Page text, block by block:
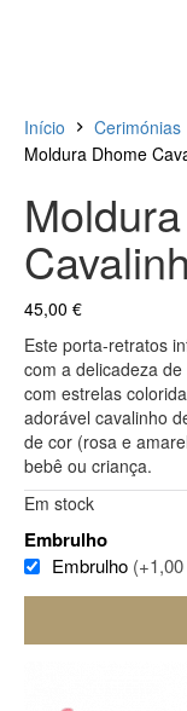
Início Cerimónias
Moldura Dhome
45,00 €
Este porta-retratos
com a delicadeza
com estrelas
adorável cavalinho
de cor (rosa e
bebê ou criança.
Em stock
Embrulho
Embrulho